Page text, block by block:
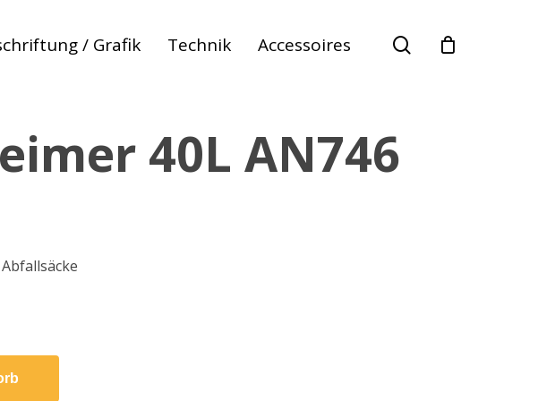
/ Grafik Technik Accessoires suche
40L AN746